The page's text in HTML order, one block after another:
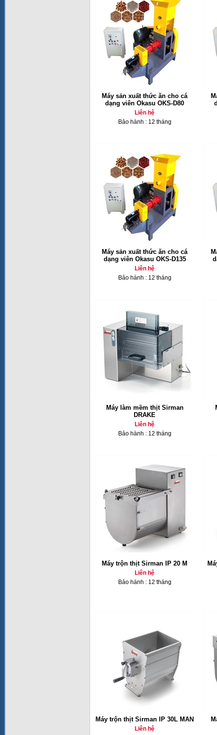
Máy sản xuất thức ăn cho cá
dạng viên Okasu OKS-D80
Liên hệ
Bảo hành : 12 tháng
Máy sản xuất thức ăn cho cá
dạng viên Okasu OKS-D135
Liên hệ
Bảo hành : 12 tháng
Máy làm mềm thịt Sirman
DRAKE
Liên hệ
Bảo hành : 12 tháng
Máy trộn thịt Sirman IP 20 M
Liên hệ
Bảo hành : 12 tháng
Máy trộn thịt Sirman IP 30L MAN
Liên hệ